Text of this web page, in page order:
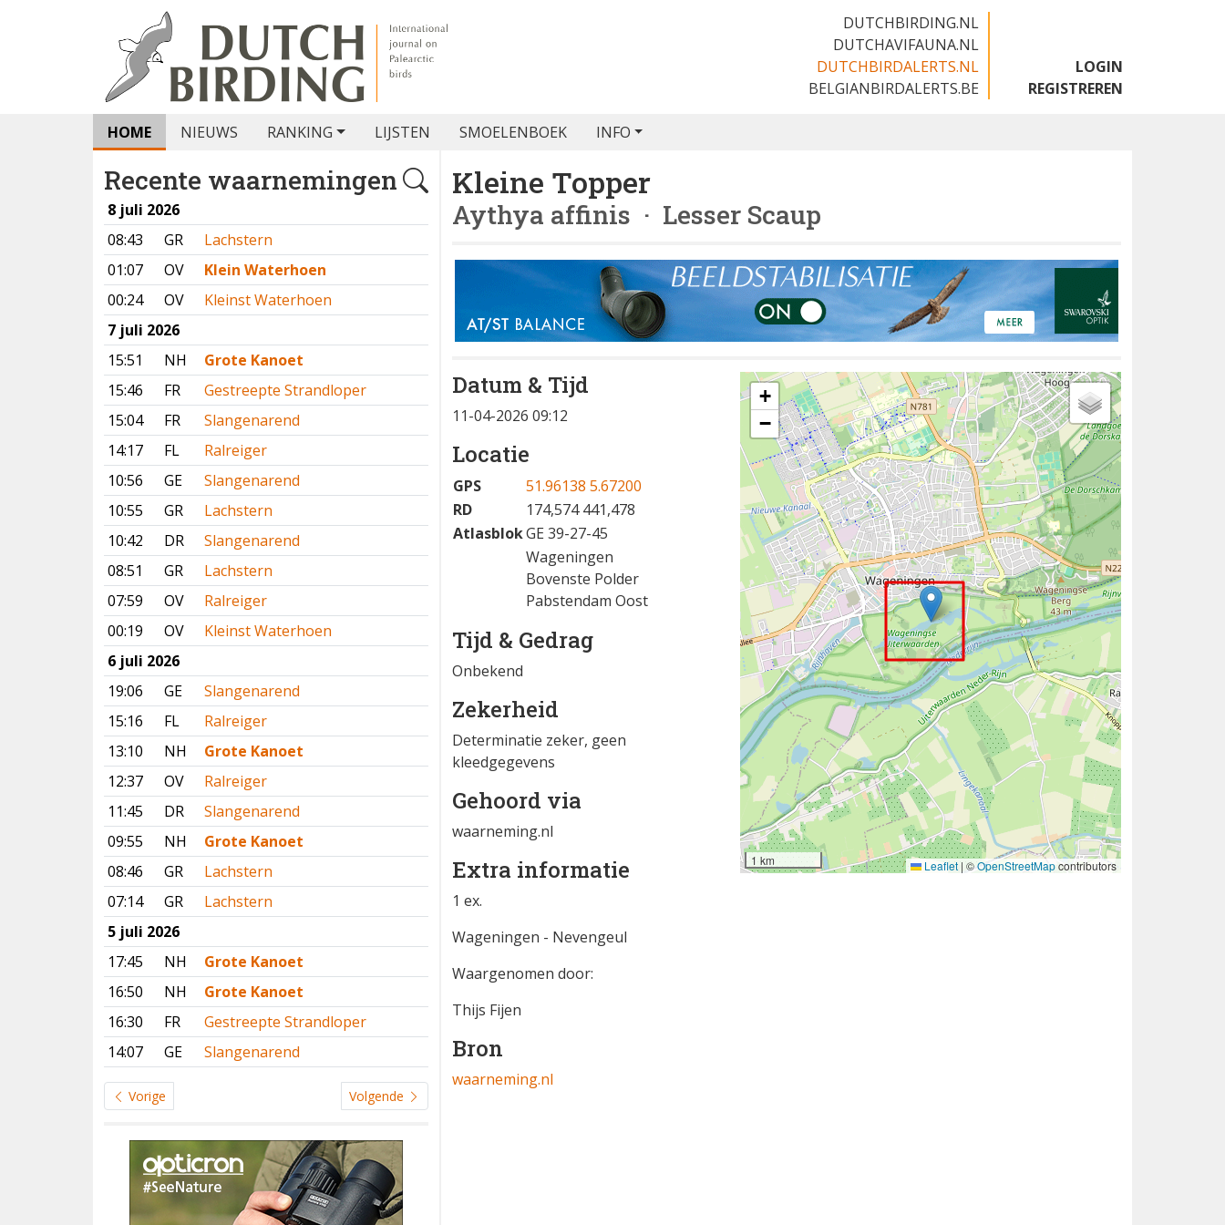
DUTCHBIRDING.NL
DUTCHAVIFAUNA.NL
DUTCHBIRDALERTS.NL
BELGIANBIRDALERTS.BE
LOGIN
REGISTREREN
HOME NIEUWS RANKING LIJSTEN SMOELENBOEK INFO
Recente waarnemingen
8 juli 2026
08:43
GR
Lachstern
01:07
OV
Klein Waterhoen
00:24
OV
Kleinst Waterhoen
7 juli 2026
15:51
NH
Grote Kanoet
15:46
FR
Gestreepte Strandloper
15:04
FR
Slangenarend
14:17
FL
Ralreiger
10:56
GE
Slangenarend
10:55
GR
Lachstern
10:42
DR
Slangenarend
08:51
GR
Lachstern
07:59
OV
Ralreiger
00:19
OV
Kleinst Waterhoen
6 juli 2026
19:06
GE
Slangenarend
15:16
FL
Ralreiger
13:10
NH
Grote Kanoet
12:37
OV
Ralreiger
11:45
DR
Slangenarend
09:55
NH
Grote Kanoet
08:46
GR
Lachstern
07:14
GR
Lachstern
5 juli 2026
17:45
NH
Grote Kanoet
16:50
NH
Grote Kanoet
16:30
FR
Gestreepte Strandloper
14:07
GE Slangenarend
Vorige Volgende
Kleine Topper
Aythya affinis · Lesser Scaup
Datum & Tijd
11-04-2026 09:12
Locatie
GPS
51.96138 5.67200
RD
174,574 441,478
AtlasblokGE 39-27-45
Wageningen
Bovenste Polder
Pabstendam Oost
Tijd & Gedrag
Onbekend
Zekerheid
Determinatie zeker, geen
kleedgegevens
Gehoord via
waarneming.nl
Extra informatie
1 ex.
Wageningen - Nevengeul
Waargenomen door:
Thijs Fijen
Bron
waarneming.nl
+
−
1 km Leaflet | ©OpenStreetMapcontributors